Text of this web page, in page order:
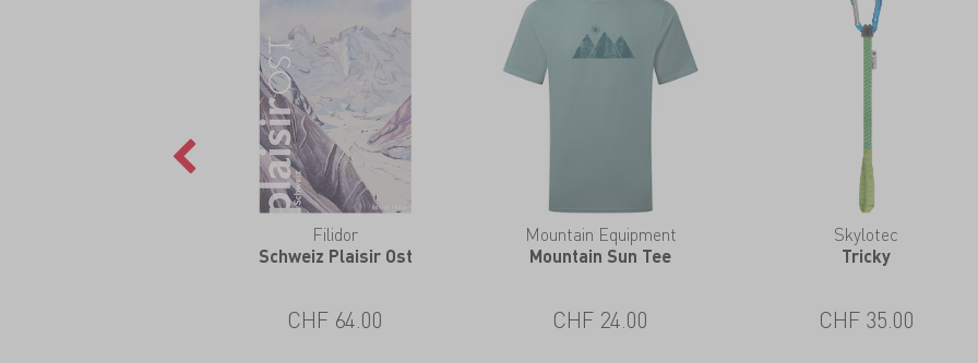
Filidor
Schweiz Plaisir Ost
CHF 64.00
Mountain Equipment
Mountain Sun Tee
CHF 24.00
Skylotec
Tricky
CHF 35.00